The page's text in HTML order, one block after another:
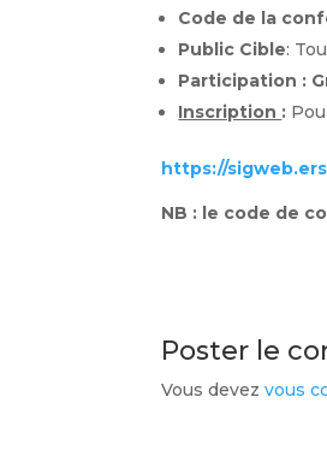
Code de la
Public Cible:
Participation :
Inscription :
https://
NB : le code de
Poster le
Vous devezvous